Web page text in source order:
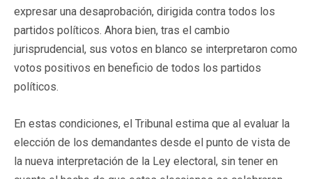
expresar una desaprobación, dirigida contra todos los
partidos políticos. Ahora bien, tras el cambio
jurisprudencial, sus votos en blanco se interpretaron como
votos positivos en beneficio de todos los partidos
políticos.
En estas condiciones, el Tribunal estima que al evaluar la
elección de los demandantes desde el punto de vista de
la nueva interpretación de la Ley electoral, sin tener en